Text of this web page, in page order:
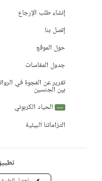
إنشاء طلب الإرجاع
إتصل بنا
حول الموقع
جدول المقاسات
تقرير عن الفجوة في
بين الجنسين
جديد
الحياد الكربوني
التزاماتنا البيئية